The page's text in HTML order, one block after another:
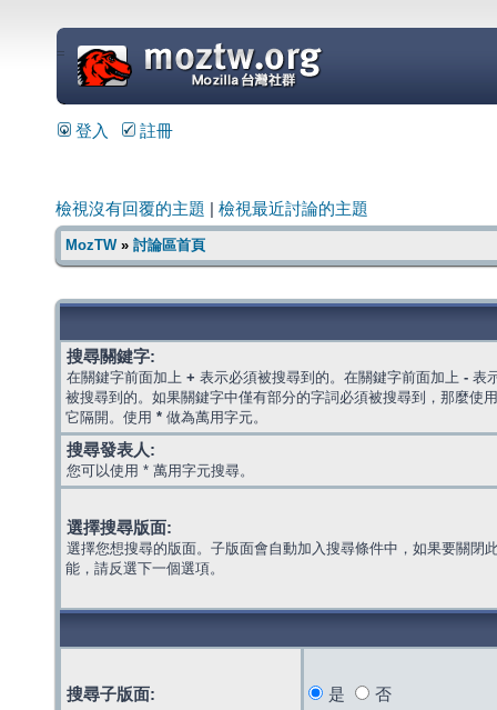
=
登入 註冊
檢視沒有回覆的主題 檢視最近討論的主題
MozTW» 討論區首頁
搜尋關鍵字:
在關鍵字前面加上 + 表示必須被搜尋到的。在關鍵字前面加上 - 表
被搜尋到的。如果關鍵字中僅有部分的字詞必須被搜尋到，那麼使
它隔開。使用 * 做為萬用字元。
搜尋發表人:
您可以使用 * 萬用字元搜尋。
選擇搜尋版面:
選擇您想搜尋的版面。子版面會自動加入搜尋條件中，如果要關閉
能，請反選下一個選項。
搜尋子版面: 是 否